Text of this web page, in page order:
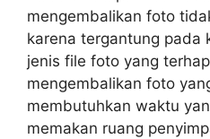
mengembalikan foto
karena tergantung pada
jenis file foto yang
mengembalikan foto
membutuhkan waktu
memakan ruang